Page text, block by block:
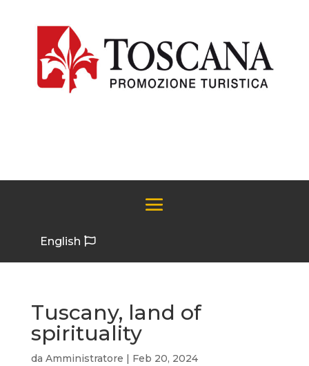
English
Tuscany, land of
spirituality
da Amministratore | Feb 20, 2024